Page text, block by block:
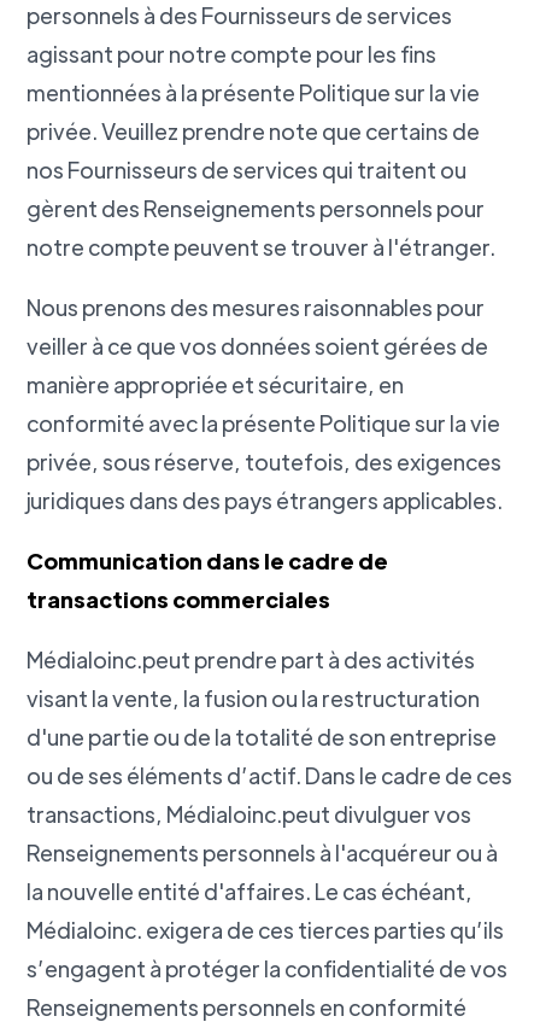
personnels à des Fournisseurs de services
agissant pour notre compte pour les fins
mentionnées à la présente Politique sur la vie
privée. Veuillez prendre note que certains de
nos Fournisseurs de services qui traitent ou
gèrent des Renseignements personnels pour
notre compte peuvent se trouver à l'étranger.
Nous prenons des mesures raisonnables pour
veiller à ce que vos données soient gérées de
manière appropriée et sécuritaire, en
conformité avec la présente Politique sur la vie
privée, sous réserve, toutefois, des exigences
juridiques dans des pays étrangers applicables.
Communication dans le cadre de
transactions commerciales
Médialoinc.peut prendre part à des activités
visant la vente, la fusion ou la restructuration
d'une partie ou de la totalité de son entreprise
ou de ses éléments d’actif. Dans le cadre de ces
transactions, Médialoinc.peut divulguer vos
Renseignements personnels à l'acquéreur ou à
la nouvelle entité d'affaires. Le cas échéant,
Médialoinc. exigera de ces tierces parties qu’ils
s’engagent à protéger la confidentialité de vos
Renseignements personnels en conformité